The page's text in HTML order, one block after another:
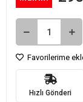
Favorilerime
Hızlı Gönderi